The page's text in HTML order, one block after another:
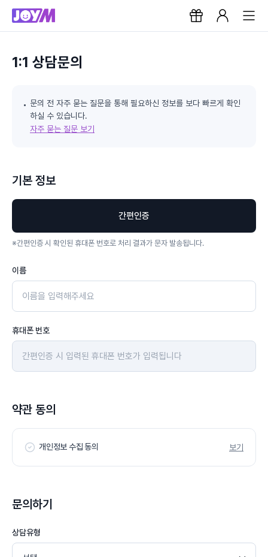
1:1 상담문의
문의 전 자주 묻는 질문을 통해 필요하신 정보를 보다 빠르게 확인
하실 수 있습니다.
자주 묻는 질문 보기
기본 정보
간편인증
※간편인증 시 확인된 휴대폰 번호로 처리 결과가 문자 발송됩니다.
이름
휴대폰 번호
약관 동의
개인정보 수집 동의 보기
문의하기
상담유형